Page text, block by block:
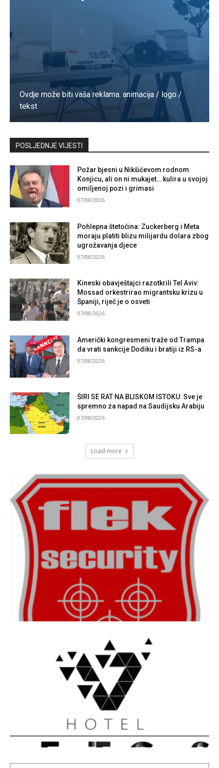
Ovdje može biti vaša reklama. animacija / logo /
tekst
Kontaktirajte nas
POSLJEDNJE VIJESTI
Požar bjesni u Nikšićevom rodnom
Konjicu, ali on ni mukajet… kulira u svojoj
omiljenoj pozi i grimasi
07/08/2026
Pohlepna štetočina: Zuckerberg i Meta
moraju platiti blizu milijardu dolara zbog
ugrožavanja djece
07/08/2026
Kineski obavještajci razotkrili Tel Aviv:
Mossad orkestrirao migrantsku krizu u
Španiji, riječ je o osveti
07/08/2026
Američki kongresmeni traže od Trampa
da vrati sankcije Dodiku i bratiji iz RS-a
07/08/2026
ŠIRI SE RAT NA BLISKOM ISTOKU: Sve je
spremno za napad na Saudijsku Arabiju
07/08/2026
Load more